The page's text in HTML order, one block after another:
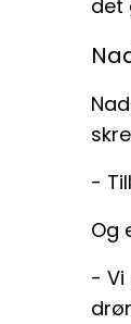
det
-
Og
- Vi